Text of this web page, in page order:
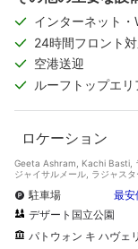
インターネット・
24時間フロント
空港送迎
ルーフトップエリ
ロケーション
Geeta Ashram, Kachi Basti,
ジャイサルメール, ラジャス
駐車場
最安
デザート国立公園
パトウォン キ ハヴェリ